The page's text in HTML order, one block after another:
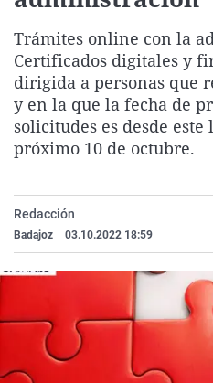
Trámites online con la
Certificados digitales y
dirigida a personas que
y en la que la fecha de
solicitudes es desde
próximo 10 de octubre.
Redacción
Badajoz 03.10.2022 18:59